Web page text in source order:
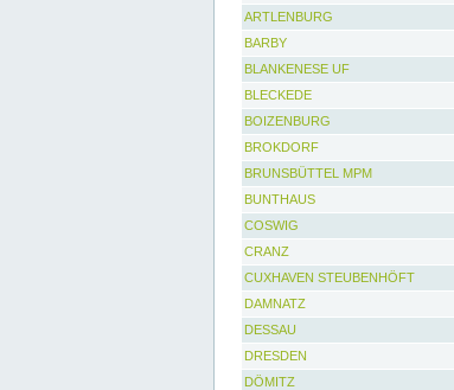
ARTLENBURG
BARBY
BLANKENESE UF
BLECKEDE
BOIZENBURG
BROKDORF
BRUNSBÜTTEL MPM
BUNTHAUS
COSWIG
CRANZ
CUXHAVEN STEUBENHÖFT
DAMNATZ
DESSAU
DRESDEN
DÖMITZ